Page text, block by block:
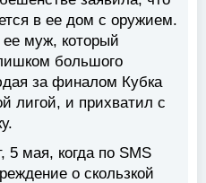
в ее дом с оружием.
муж, который
большого
за финалом Кубка
лигой, и прихватил с
мая, когда по SMS
о скользкой